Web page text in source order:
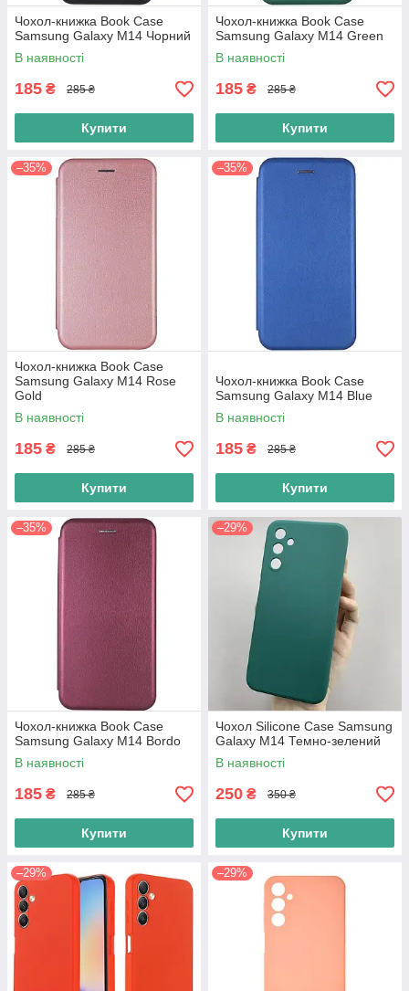
Чохол-книжка Book Case
Samsung Galaxy M14 Чорний
В наявності
185 ₴ 285 ₴
Купити
Чохол-книжка Book Case
Samsung Galaxy M14 Green
В наявності
185 ₴ 285 ₴
Купити
–35%
Чохол-книжка Book Case
Samsung Galaxy M14 Rose
Gold
В наявності
185 ₴ 285 ₴
Купити
–35%
Чохол-книжка Book Case
Samsung Galaxy M14 Blue
В наявності
185 ₴ 285 ₴
Купити
–35%
Чохол-книжка Book Case
Samsung Galaxy M14 Bordo
В наявності
185 ₴ 285 ₴
Купити
–29%
Чохол Silicone Case Samsung
Galaxy M14 Темно-зелений
В наявності
250 ₴ 350 ₴
Купити
–29% –29%